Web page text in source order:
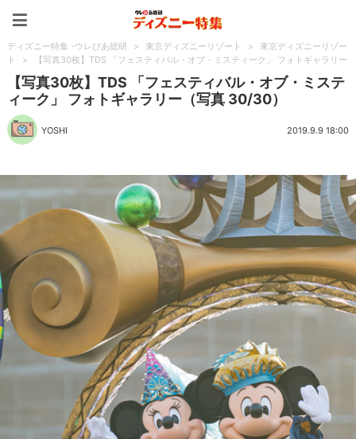
ディズニー特集 -ウレぴあ総研 > 東京ディズニーリゾート >
東京ディズニーリゾー
ト
> 【写真30枚】TDS 「フェスティバル・オブ・ミスティーク」 フォトギャラリー
【写真30枚】TDS 「フェスティバル・オブ・ミステ
ィーク」 フォトギャラリー（写真 30/30）
YOSHI 2019.9.9 18:00